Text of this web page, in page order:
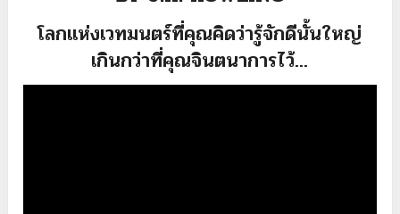
โลกแห่งเวทมนตร์ที่คุณคิดว่ารู้จักดีนั้นใหญ่
เกินกว่าที่คุณจินตนาการไว้…